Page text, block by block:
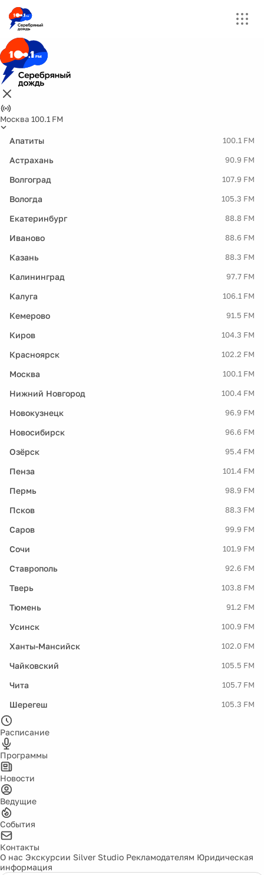
Москва 100.1 FM
Апатиты 100.1 FM
Астрахань 90.9 FM
Волгоград 107.9 FM
Вологда 105.3 FM
Екатеринбург 88.8 FM
Иваново 88.6 FM
Казань 88.3 FM
Калининград 97.7 FM
Калуга 106.1 FM
Кемерово 91.5 FM
Киров 104.3 FM
Красноярск 102.2 FM
Москва 100.1 FM
Нижний Новгород 100.4 FM
Новокузнецк 96.9 FM
Новосибирск 96.6 FM
Озёрск 95.4 FM
Пенза 101.4 FM
Пермь 98.9 FM
Псков 88.3 FM
Саров 99.9 FM
Сочи 101.9 FM
Ставрополь 92.6 FM
Тверь 103.8 FM
Тюмень 91.2 FM
Усинск 100.9 FM
Ханты-Мансийск 102.0 FM
Чайковский 105.5 FM
Чита 105.7 FM
Шерегеш 105.3 FM
Расписание
Программы
Новости
Ведущие
События
Контакты
О нас Экскурсии Silver Studio Рекламодателям Юридическая
информация